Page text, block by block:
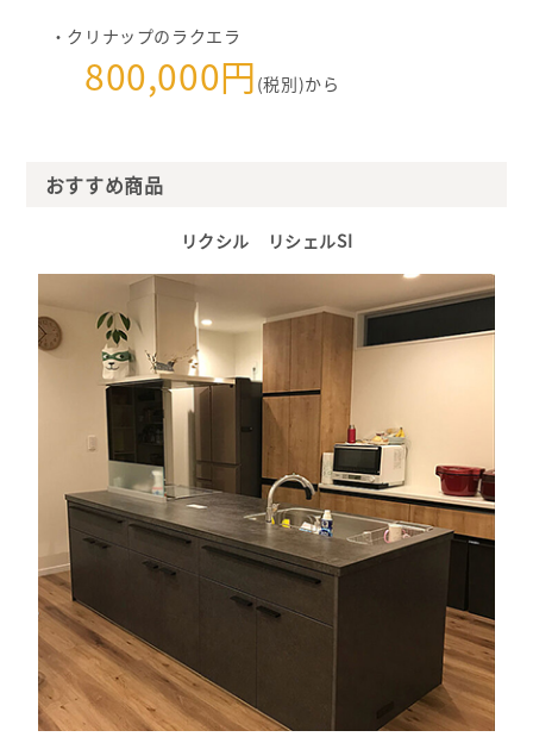
・クリナップのラクエラ
800,000円 (税別)から
おすすめ商品
リクシル リシェルSI